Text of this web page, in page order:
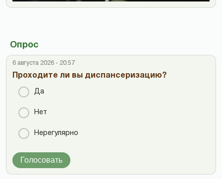
Опрос
6 августа 2026 - 20:57
Проходите ли вы диспансеризацию?
Да
Нет
Нерегулярно
Голосовать